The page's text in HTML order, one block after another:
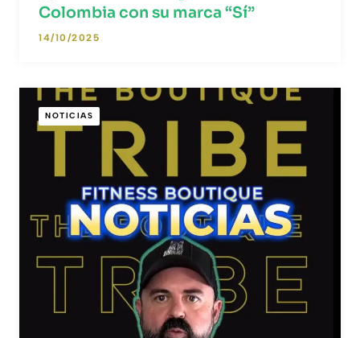
Colombia con su marca “Sí”
14/10/2025
NOTICIAS